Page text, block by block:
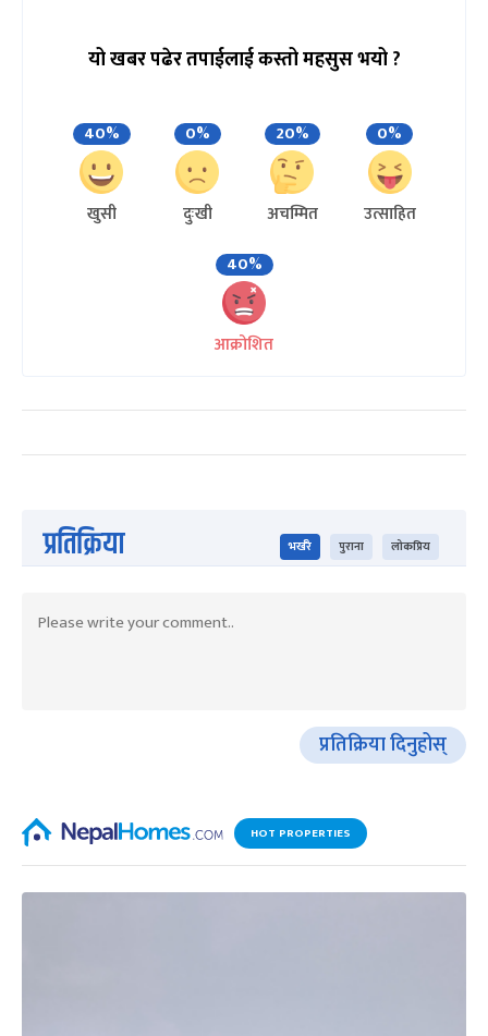
यो खबर पढेर तपाईलाई कस्तो महसुस भयो ?
40%
खुसी
0%
दुःखी
20%
अचम्मित
0%
उत्साहित
40%
आक्रोशित
प्रतिक्रिया भर्खरै पुराना लोकप्रिय
प्रतिक्रिया दिनुहोस्
HOT PROPERTIES